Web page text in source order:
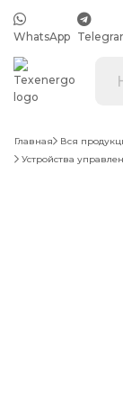
WhatsApp
Главная Вся
Устройства